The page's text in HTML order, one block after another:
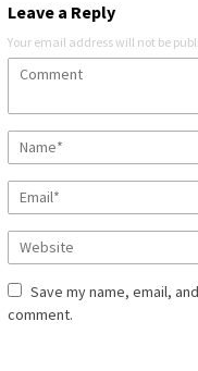
Leave a Reply
Your email address will not be
Save my name, email,
comment.